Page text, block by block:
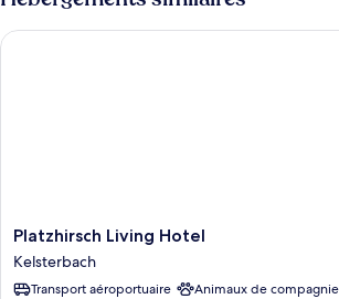
Platzhirsch
Living
Hotel
Kelsterbach
Platzhirsch Living Hotel
Kelsterbach
Transport aéroportuaire
Animaux de compagnie
Platzhirsch Living Hotel